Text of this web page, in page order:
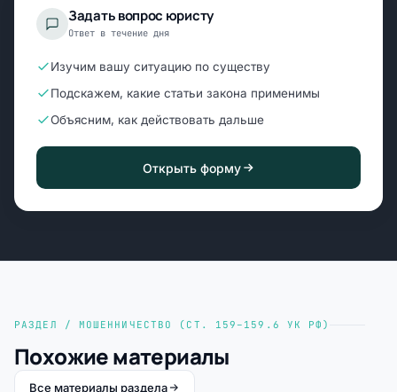
Задать вопрос юристу
Ответ в течение дня
Изучим вашу ситуацию по существу
Подскажем, какие статьи закона применимы
Объясним, как действовать дальше
Открыть форму
РАЗДЕЛ / МОШЕННИЧЕСТВО (СТ. 159–159.6 УК РФ)
Похожие материалы
Все материалы раздела